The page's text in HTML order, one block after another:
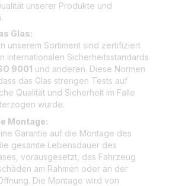
unserer Produkte und
Glas:
unserem Sortiment sind zertifiziert
internationalen Sicherheitsstandards
9001 und anderen. Diese Normen
das Glas strengen Tests auf
Qualität und Sicherheit im Falle
wurde.
Montage:
Garantie auf die Montage des
gesamte Lebensdauer des
vorausgesetzt, das Fahrzeug
am Rahmen oder an der
Die Montage wird von